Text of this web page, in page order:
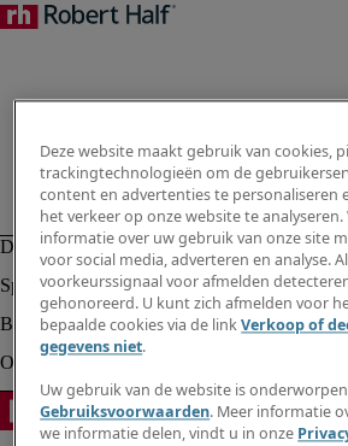
Deze website maakt gebruik van cookies,
trackingtechnologieën om de
content en advertenties te personaliseren
het verkeer op onze website te
informatie over uw gebruik van onze site
voor social media, adverteren en analyse.
voorkeurssignaal voor afmelden
gehonoreerd. U kunt zich afmelden voor
bepaalde cookies via de linkVerkoop of
gegevens niet.
Uw gebruik van de website is
Gebruiksvoorwaarden. Meer informatie
we informatie delen, vindt u in onze